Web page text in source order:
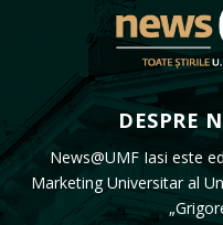
DESPRE
News@UMF Iasi este
Marketing Universitar al